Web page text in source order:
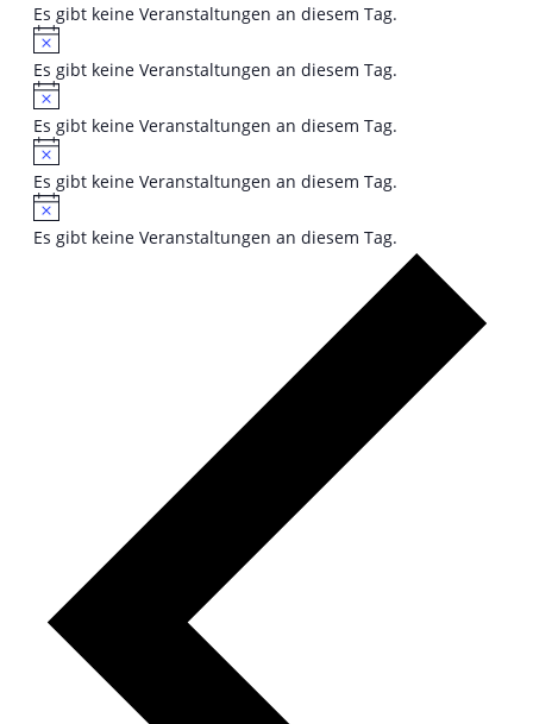
Es gibt keine Veranstaltungen an diesem Tag.
Hinweis
Es gibt keine Veranstaltungen an diesem Tag.
Hinweis
Es gibt keine Veranstaltungen an diesem Tag.
Hinweis
Es gibt keine Veranstaltungen an diesem Tag.
Hinweis
Es gibt keine Veranstaltungen an diesem Tag.